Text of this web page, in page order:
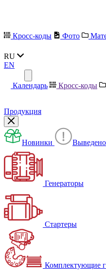
Кросс-коды Фото
RU
EN
Календарь Кросс-коды
Продукция
Новинки Выведено
Генераторы
Стартеры
Комплектующие